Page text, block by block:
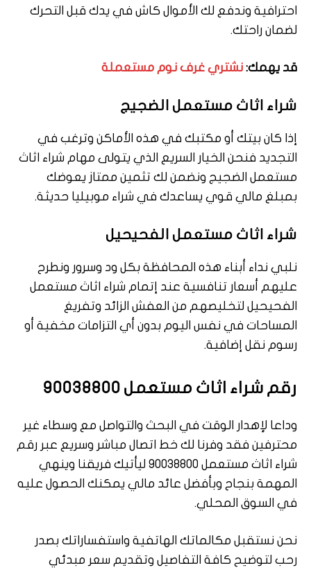
احترافية وندفع لك الأموال كاش في يدك قبل التحرك
لضمان راحتك.
قد يهمك: نشتري غرف نوم مستعملة
شراء اثاث مستعمل الضجيج
إذا كان بيتك أو مكتبك في هذه الأماكن وترغب في
التجديد فنحن الخيار السريع الذي يتولى مهام شراء اثاث
مستعمل الضجيج ونضمن لك تثمين ممتاز يعوضك
بمبلغ مالي قوي يساعدك في شراء موبيليا حديثة.
شراء اثاث مستعمل الفحيحيل
نلبي نداء أبناء هذه المحافظة بكل ود وسرور ونطرح
عليهم أسعار تنافسية عند إتمام شراء اثاث مستعمل
الفحيحيل لتخليصهم من العفش الزائد وتفريغ
المساحات في نفس اليوم بدون أي التزامات مخفية أو
رسوم نقل إضافية.
رقم شراء اثاث مستعمل 90038800
وداعا لإهدار الوقت في البحث والتواصل مع وسطاء غير
محترفين فقد وفرنا لك خط اتصال مباشر وسريع عبر رقم
شراء اثاث مستعمل 90038800 ليأتيك فريقنا وينهي
المهمة بنجاح وبأفضل عائد مالي يمكنك الحصول عليه
في السوق المحلي.
نحن نستقبل مكالماتك الهاتفية واستفساراتك بصدر
رحب لتوضيح كافة التفاصيل وتقديم سعر مبدئي